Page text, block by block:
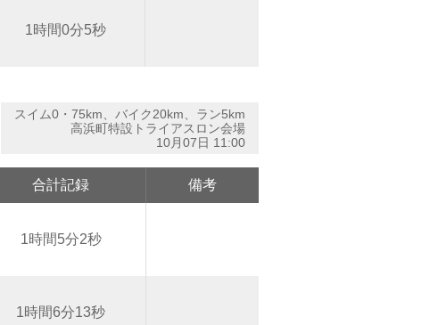
1時間0分5秒
スイム0・75km、バイク20km、ラン5km
高浜町特設トライアスロン会場
10月07日 11:00
合計記録 備考
1時間5分2秒
1時間6分13秒